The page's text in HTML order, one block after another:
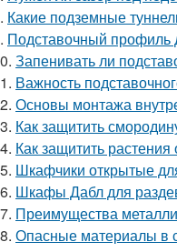
Какие подземные
Подставочный профиль
Запенивать ли
Важность
Основы монтажа
Как защитить
Как защитить
Шкафчики открытые
Шкафы Дабл для
Преимущества
Опасные материалы в